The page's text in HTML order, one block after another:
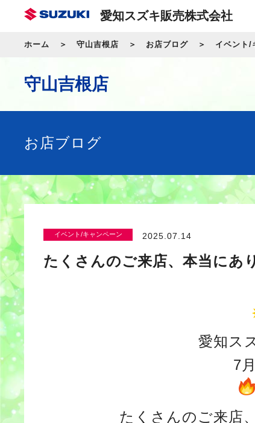
愛知スズキ販売株式会社
ホーム 守山吉根店 お店ブログ イベント/
守山吉根店
お店ブログ
イベント/キャンペーン 2025.07.14
たくさんのご来店、本当にあ
愛知ス
7
たくさんのご来店